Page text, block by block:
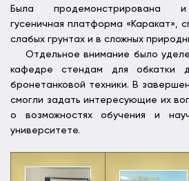
Была продемонстрирована и
гусеничная платформа «Каракат»,
слабых грунтах и в сложных
Отдельное внимание было
кафедре стендам для обкатки
бронетанковой техники. В
смогли задать интересующие их
о возможностях обучения и
университете.